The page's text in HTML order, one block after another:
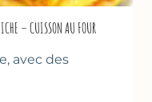
– CUISSON AU FOUR
avec des